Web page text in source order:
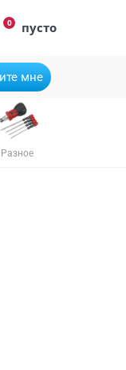
0 пусто
мне
Разное